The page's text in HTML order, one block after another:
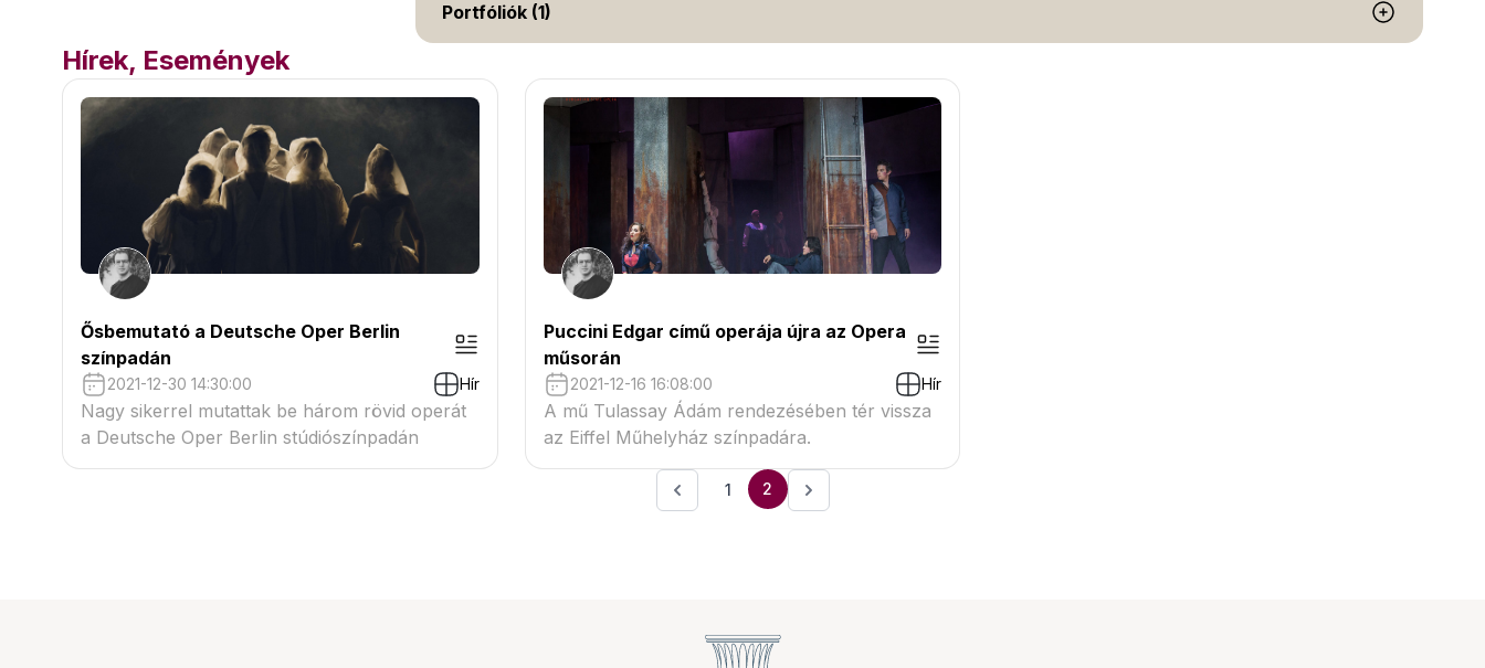
Portfóliók (1)
Hírek, Események
Ősbemutató a Deutsche Oper Berlin
színpadán
2021-12-30 14:30:00 Hír
Nagy sikerrel mutattak be három rövid operát
a Deutsche Oper Berlin stúdiószínpadán
Puccini Edgar című operája újra az Opera
műsorán
2021-12-16 16:08:00 Hír
A mű Tulassay Ádám rendezésében tér vissza
az Eiffel Műhelyház színpadára.
1 2